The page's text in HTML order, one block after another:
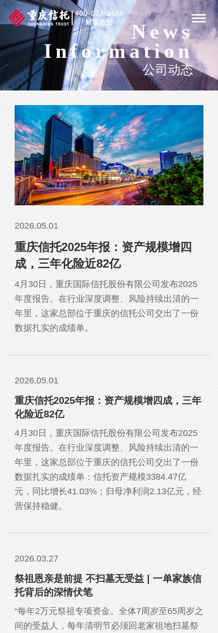
News
Information
公司动态
2026.05.01
重庆信托2025年报：资产规模增四
成，三年化险近82亿
4月30日，重庆国际信托股份有限公司发布2025
年度报告。在行业深度调整、风险持续出清的一
年里，这家总部位于重庆的信托公司交出了一份
数据扎实的成绩单。
2026.05.01
重庆信托2025年报：资产规模增四成，三年
化险近82亿
4月30日，重庆国际信托股份有限公司发布2025
年度报告。在行业深度调整、风险持续出清的一
年里，这家总部位于重庆的信托公司交出了一份
数据扎实的成绩单：信托资产规模3384.47亿
元，同比增长41.03%；归母净利润2.13亿元，经
营保持稳健。
2026.03.27
祭祖恩亲是前提 不扫墓无受益 | 一单家族信
托背后的深情伏笔
“每年2万元祭祖专项资金。全体7周岁至65周岁之
间的受益人，每年清明节必须回老家祖地扫墓祭